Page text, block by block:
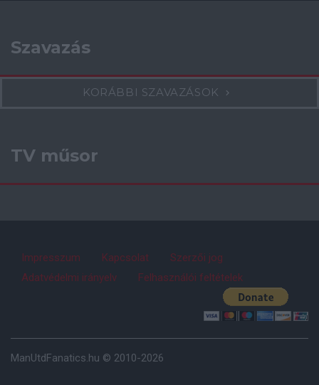
Szavazás
KORÁBBI SZAVAZÁSOK
TV műsor
Impresszum Kapcsolat
Szerzői jog
Adatvédelmi irányelv
Felhasználói feltételek
ManUtdFanatics.hu © 2010-2026